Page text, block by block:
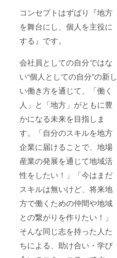
コンセプトはずばり『地方
を舞台にし、個人を主役に
する』です。
会社員としての自分ではな
い“個人としての自分”の新し
い働き方を通じて、「働く
人」と「地方」がともに豊
かになる未来を目指しま
す。「自分のスキルを地方
企業に届けることで、地場
産業の発展を通じて地域活
性をしたい！」「今はまだ
スキルは無いけど、将来地
方で働くための仲間や地域
との繋がりを作りたい！」
そんな同じ志を持った人た
ちによる、助け合い・学び